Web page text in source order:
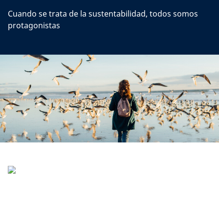
Cuando se trata de la sustentabilidad, todos somos
protagonistas